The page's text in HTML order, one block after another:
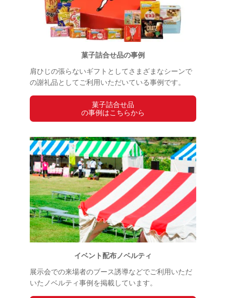
菓子詰合せ品の事例
肩ひじの張らないギフトとしてさまざまなシーンで
の謝礼品としてご利用いただいている事例です。
菓子詰合せ品
の事例はこちらから
イベント配布ノベルティ
展示会での来場者のブース誘導などでご利用いただ
いたノベルティ事例を掲載しています。